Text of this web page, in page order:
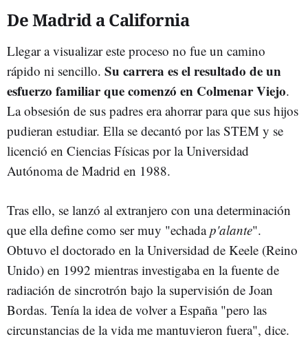
De Madrid a California
Llegar a visualizar este proceso no fue un camino
rápido ni sencillo. Su carrera es el resultado de un
esfuerzo familiar que comenzó en Colmenar Viejo.
La obsesión de sus padres era ahorrar para que sus hijos
pudieran estudiar. Ella se decantó por las STEM y se
licenció en Ciencias Físicas por la Universidad
Autónoma de Madrid en 1988.
Tras ello, se lanzó al extranjero con una determinación
que ella define como ser muy "echadap'alante".
Obtuvo el doctorado en la Universidad de Keele (Reino
Unido) en 1992 mientras investigaba en la fuente de
radiación de sincrotrón bajo la supervisión de Joan
Bordas. Tenía la idea de volver a España "pero las
circunstancias de la vida me mantuvieron fuera", dice.